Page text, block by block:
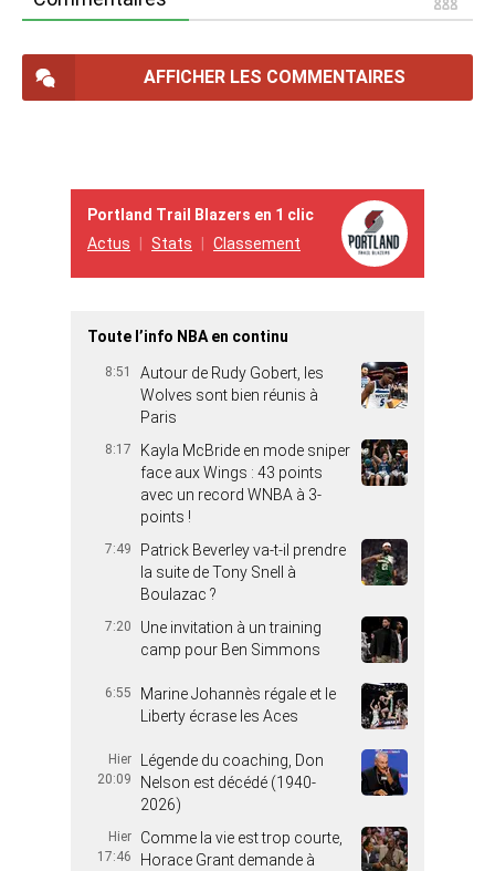
AFFICHER LES COMMENTAIRES
Portland Trail Blazers en 1 clic
Actus
Stats Classement
Toute l’info NBA en continu
8:51
Autour de Rudy Gobert, les
Wolves sont bien réunis à
Paris
8:17
Kayla McBride en mode sniper
face aux Wings : 43 points
avec un record WNBA à 3-
points !
7:49
Patrick Beverley va-t-il prendre
la suite de Tony Snell à
Boulazac ?
7:20
Une invitation à un training
camp pour Ben Simmons
6:55
Marine Johannès régale et le
Liberty écrase les Aces
Hier
20:09
Légende du coaching, Don
Nelson est décédé (1940-
2026)
Hier
17:46
Comme la vie est trop courte,
Horace Grant demande à